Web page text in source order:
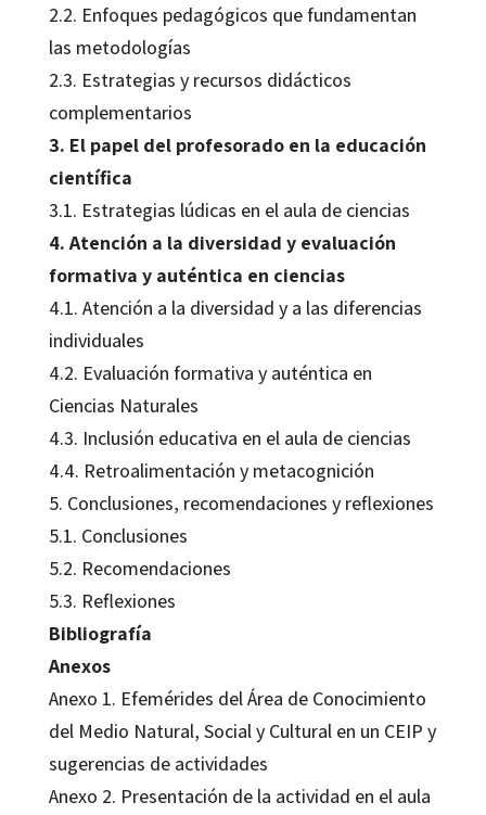
2.2. Enfoques pedagógicos que fundamentan
las metodologías
2.3. Estrategias y recursos didácticos
complementarios
3. El papel del profesorado en la educación
científica
3.1. Estrategias lúdicas en el aula de ciencias
4. Atención a la diversidad y evaluación
formativa y auténtica en ciencias
4.1. Atención a la diversidad y a las diferencias
individuales
4.2. Evaluación formativa y auténtica en
Ciencias Naturales
4.3. Inclusión educativa en el aula de ciencias
4.4. Retroalimentación y metacognición
5. Conclusiones, recomendaciones y reflexiones
5.1. Conclusiones
5.2. Recomendaciones
5.3. Reflexiones
Bibliografía
Anexos
Anexo 1. Efemérides del Área de Conocimiento
del Medio Natural, Social y Cultural en un CEIP y
sugerencias de actividades
Anexo 2. Presentación de la actividad en el aula